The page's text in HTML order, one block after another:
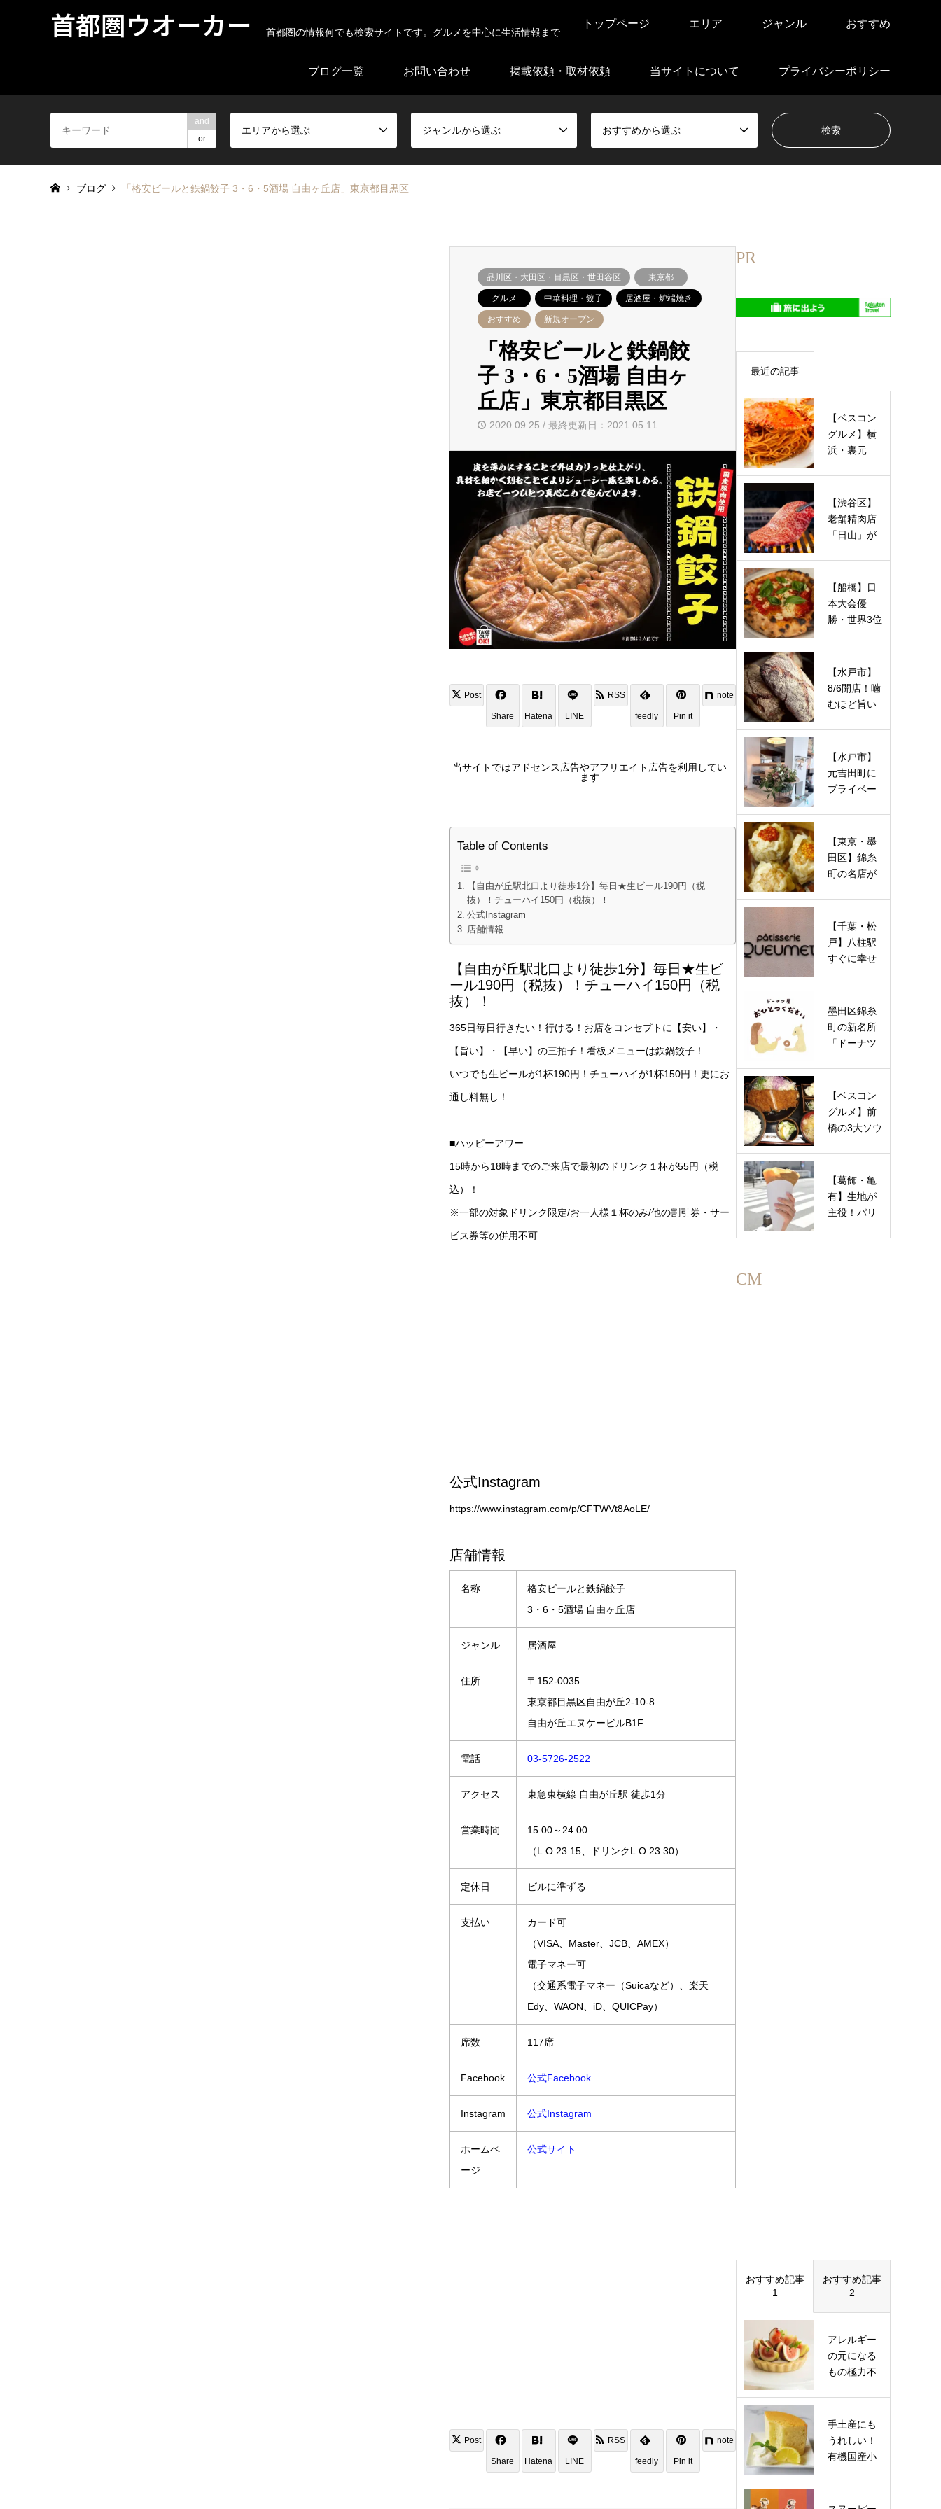
首都圏ウオーカー 首都圏の情報何でも検索サイトです。グルメを中心に生活情報まで
トップページ エリア ジャンル おすすめ
ブログ一覧 お問い合わせ 掲載依頼・取材依頼 当サイトについて プライバシーポリシー
and
or
エリアから選ぶ ジャンルから選ぶ おすすめから選ぶ
ブログ 「格安ビールと鉄鍋餃子 3・6・5酒場 自由ヶ丘店」東京都目黒区
品川区・大田区・目黒区・世田谷区 東京都
グルメ 中華料理・餃子 居酒屋・炉端焼き
おすすめ 新規オープン
「格安ビールと鉄鍋餃
子 3・6・5酒場 自由ヶ
丘店」東京都目黒区
2020.09.25 / 最終更新日：2021.05.11
Post
Share Hatena LINE
RSS
feedly Pin it
note
当サイトではアドセンス広告やアフリエイト広告を利用してい
ます
Table of Contents
【自由が丘駅北口より徒歩1分】毎日★生ビール190円（税
抜）！チューハイ150円（税抜）！
公式Instagram
店舗情報
【自由が丘駅北口より徒歩1分】毎日★生ビ
ール190円（税抜）！チューハイ150円（税
抜）！
365日毎日行きたい！行ける！お店をコンセプトに【安い】・
【旨い】・【早い】の三拍子！看板メニューは鉄鍋餃子！
いつでも生ビールが1杯190円！チューハイが1杯150円！更にお
通し料無し！
■ハッピーアワー
15時から18時までのご来店で最初のドリンク１杯が55円（税
込）！
※一部の対象ドリンク限定/お一人様１杯のみ/他の割引券・サー
ビス券等の併用不可
公式Instagram
https://www.instagram.com/p/CFTWVt8AoLE/
店舗情報
名称
格安ビールと鉄鍋餃子
3・6・5酒場 自由ヶ丘店
ジャンル 居酒屋
住所
〒152-0035
東京都目黒区自由が丘2-10-8
自由が丘エヌケービルB1F
電話 03-5726-2522
アクセス 東急東横線 自由が丘駅 徒歩1分
営業時間
15:00～24:00
（L.O.23:15、ドリンクL.O.23:30）
定休日 ビルに準ずる
支払い
カード可
（VISA、Master、JCB、AMEX）
電子マネー可
（交通系電子マネー（Suicaなど）、楽天
Edy、WAON、iD、QUICPay）
席数 117席
Facebook 公式Facebook
Instagram 公式Instagram
ホームペ
ージ
公式サイト
Post
Share Hatena LINE
RSS
feedly Pin it
note
PR
最近の記事
【ベスコン
グルメ】横
浜・裏元
イ…
【渋谷区】
老舗精肉店
「日山」が
【船橋】日
本大会優
勝・世界3位
注…
【水戸市】
8/6開店！噛
むほど旨い
【水戸市】
元吉田町に
プライベー
【東京・墨
田区】錦糸
町の名店が
【千葉・松
戸】八柱駅
すぐに幸せ
墨田区錦糸
町の新名所
「ドーナツ
【ベスコン
グルメ】前
橋の3大ソウ
【葛飾・亀
有】生地が
主役！パリ
CM
おすすめ記事
1
おすすめ記事
2
アレルギー
の元になる
もの極力不
手土産にも
うれしい！
有機国産小